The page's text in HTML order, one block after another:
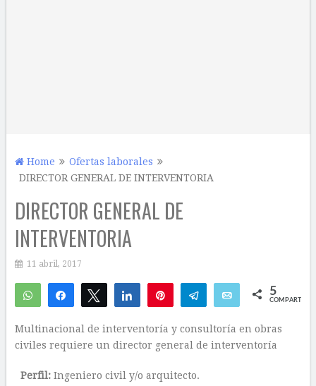
Home
Ofertas laborales
DIRECTOR GENERAL DE INTERVENTORIA
DIRECTOR GENERAL DE
INTERVENTORIA
11 abril, 2017
WhatsAppCompartirTwittear Compartir Telegram Email 5
COMPARTIR
Multinacional de interventoría y consultoría en obras
civiles requiere un director general de interventoría
Perfil:Ingeniero civil y/o arquitecto.